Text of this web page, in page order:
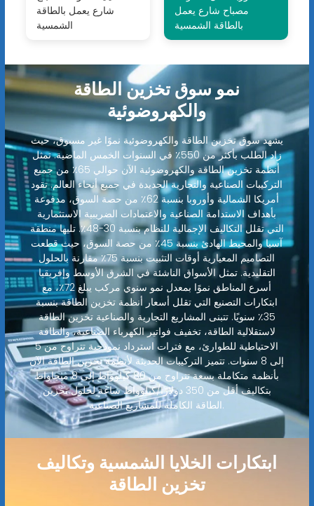
شارع يعمل بالطاقة
الشمسية
مصباح شارع يعمل
بالطاقة الشمسية
نمو سوق تخزين الطاقة
والكهروضوئية
يشهد سوق تخزين الطاقة والكهروضوئية نموًا غير مسبوق، حيث
زاد الطلب بأكثر من 550٪ في السنوات الخمس الماضية. تمثل
أنظمة تخزين الطاقة والكهروضوئية الآن حوالي 65٪ من جميع
التركيبات الصناعية والتجارية الجديدة في جميع أنحاء العالم. تقود
أمريكا الشمالية وأوروبا بنسبة 62٪ من حصة السوق، مدفوعة
بأهداف الاستدامة الصناعية والاعتمادات الضريبية الاستثمارية
التي تقلل التكاليف الإجمالية للنظام بنسبة 30-48٪. تليها منطقة
آسيا والمحيط الهادئ بنسبة 45٪ من حصة السوق، حيث قطعت
التصاميم المعيارية أوقات التثبيت بنسبة 75٪ مقارنة بالحلول
التقليدية. تمثل الأسواق الناشئة في الشرق الأوسط وإفريقيا
أسرع المناطق نموًا بمعدل نمو سنوي مركب يبلغ 72٪، مع
ابتكارات التصنيع التي تقلل أسعار أنظمة تخزين الطاقة بنسبة
35٪ سنويًا. تتبنى المشاريع التجارية والصناعية تخزين الطاقة
لاستقلالية الطاقة، تخفيف فواتير الكهرباء الصناعية، والطاقة
الاحتياطية للطوارئ، مع فترات استرداد نموذجية تتراوح من 5
إلى 8 سنوات. تتميز التركيبات الحديثة لأنظمة تخزين الطاقة الآن
بأنظمة متكاملة بسعة تتراوح من 80 كيلوواط إلى 8 ميجاواط
بتكاليف أقل من 350 دولارًا/كيلوواط ساعة لحلول تخزين
الطاقة الكاملة للمشاريع الصناعية.
ابتكارات الخلايا الشمسية وتكاليف
تخزين الطاقة